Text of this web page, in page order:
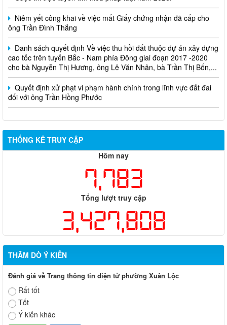
Niêm yết công khai về việc mất Giấy chứng nhận đã cấp cho
ông Trần Đình Thắng
Danh sách quyết định Về việc thu hồi đất thuộc dự án xây dựng
cao tốc trên tuyến Bắc - Nam phía Đông giai đoạn 2017 -2020
cho bà Nguyễn Thị Hương, ông Lê Văn Nhân, bà Trần Thị Bốn,...
Quyết định xử phạt vi phạm hành chính trong lĩnh vực đất đai
đối với ông Trần Hồng Phước
THỐNG KÊ TRUY CẬP
Hôm nay
7,783
Tổng lượt truy cập
3,427,808
THĂM DÒ Ý KIẾN
Đánh giá về Trang thông tin điện tử phường Xuân Lộc
Rất tốt
Tốt
Ý kiến khác